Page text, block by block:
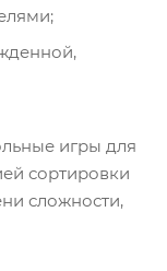
игры для
сортировки
сложности,